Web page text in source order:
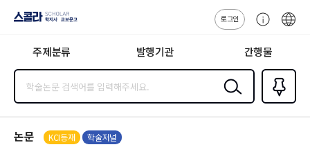
지사·교보문고
로그인
센
주제분류 발행기관 간행물
검색
즐겨찾
기0
논문 KCI등재 학술저널